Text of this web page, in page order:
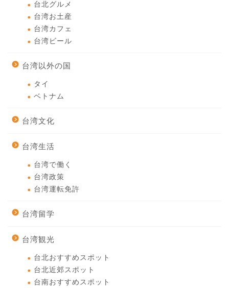
台北グルメ
台湾お土産
台湾カフェ
台湾ビール
台湾以外の国
タイ
ベトナム
台湾文化
台湾生活
台湾で働く
台湾政策
台湾運転免許
台湾留学
台湾観光
台北おすすめスポット
台北近郊スポット
台南おすすめスポット